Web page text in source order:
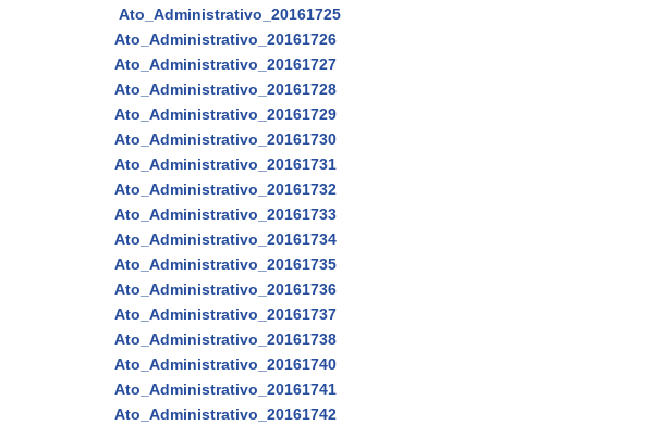
Ato_Administrativo_20161725
Ato_Administrativo_20161726
Ato_Administrativo_20161727
Ato_Administrativo_20161728
Ato_Administrativo_20161729
Ato_Administrativo_20161730
Ato_Administrativo_20161731
Ato_Administrativo_20161732
Ato_Administrativo_20161733
Ato_Administrativo_20161734
Ato_Administrativo_20161735
Ato_Administrativo_20161736
Ato_Administrativo_20161737
Ato_Administrativo_20161738
Ato_Administrativo_20161740
Ato_Administrativo_20161741
Ato_Administrativo_20161742